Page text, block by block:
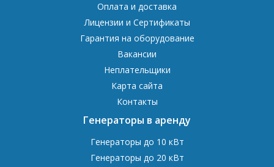
Оплата и доставка
Лицензии и Сертификаты
Гарантия на оборудование
Вакансии
Неплательщики
Карта сайта
Контакты
Генераторы в аренду
Генераторы до 10 кВт
Генераторы до 20 кВт